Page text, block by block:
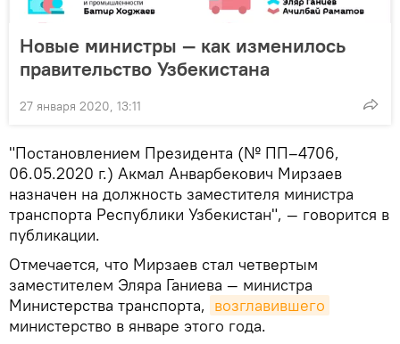
Новые министры — как изменилось
правительство Узбекистана
27 января 2020, 13:11
"Постановлением Президента (№ ПП–4706,
06.05.2020 г.) Акмал Анварбекович Мирзаев
назначен на должность заместителя министра
транспорта Республики Узбекистан", — говорится в
публикации.
Отмечается, что Мирзаев стал четвертым
заместителем Эляра Ганиева — министра
Министерства транспорта, возглавившего
министерство в январе этого года.